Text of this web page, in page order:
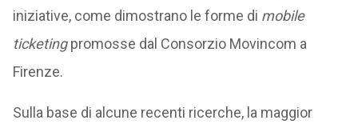
iniziative, come dimostrano le forme di mobile
ticketingpromosse dal Consorzio Movincom a
Firenze.
Sulla base di alcune recenti ricerche, la maggior